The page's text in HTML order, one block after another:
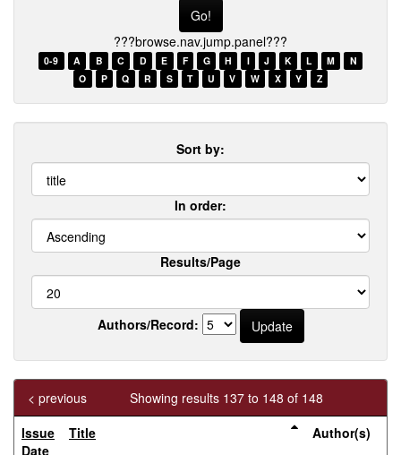
???browse.nav.jump.panel???
0-9 A B C D E F G H I J K L M
N
O
P Q R S T U V W X Y Z
Sort by:
In order:
Results/Page
Authors/Record:
Showing results 137 to 148 of 148
< previous
Issue
Date
Title Author(s)